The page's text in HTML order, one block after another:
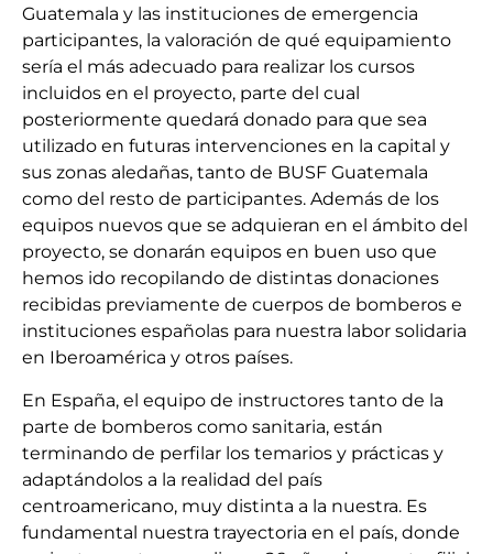
Guatemala y las instituciones de emergencia
participantes, la valoración de qué equipamiento
sería el más adecuado para realizar los cursos
incluidos en el proyecto, parte del cual
posteriormente quedará donado para que sea
utilizado en futuras intervenciones en la capital y
sus zonas aledañas, tanto de BUSF Guatemala
como del resto de participantes. Además de los
equipos nuevos que se adquieran en el ámbito del
proyecto, se donarán equipos en buen uso que
hemos ido recopilando de distintas donaciones
recibidas previamente de cuerpos de bomberos e
instituciones españolas para nuestra labor solidaria
en Iberoamérica y otros países.
En España, el equipo de instructores tanto de la
parte de bomberos como sanitaria, están
terminando de perfilar los temarios y prácticas y
adaptándolos a la realidad del país
centroamericano, muy distinta a la nuestra. Es
fundamental nuestra trayectoria en el país, donde